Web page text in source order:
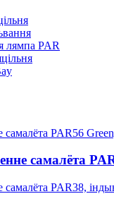
лямпа PAR
самалёта